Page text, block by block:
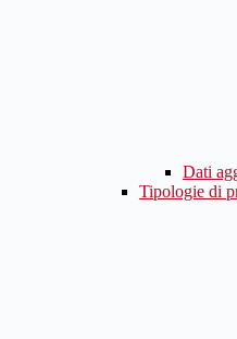
Dati
Tipologie di